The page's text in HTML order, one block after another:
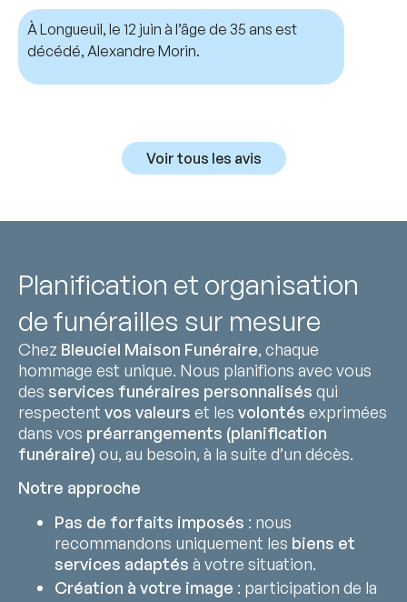
À Longueuil, le 12 juin à l’âge de 35 ans est
décédé, Alexandre Morin.
Voir tous les avis
Planification et organisation
de funérailles sur mesure
Chez Bleuciel Maison Funéraire, chaque
hommage est unique. Nous planifions avec vous
des services funéraires personnalisés qui
respectent vos valeurs et les volontés exprimées
dans vos préarrangements (planification
funéraire) ou, au besoin, à la suite d’un décès.
Notre approche
Pas de forfaits imposés : nous
recommandons uniquement les biens et
services adaptés à votre situation.
Création à votre image : participation de la